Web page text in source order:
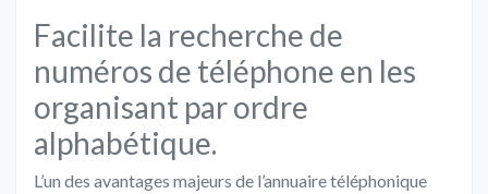
Facilite la recherche de
numéros de téléphone en les
organisant par ordre
alphabétique.
L’un des avantages majeurs de l’annuaire téléphonique